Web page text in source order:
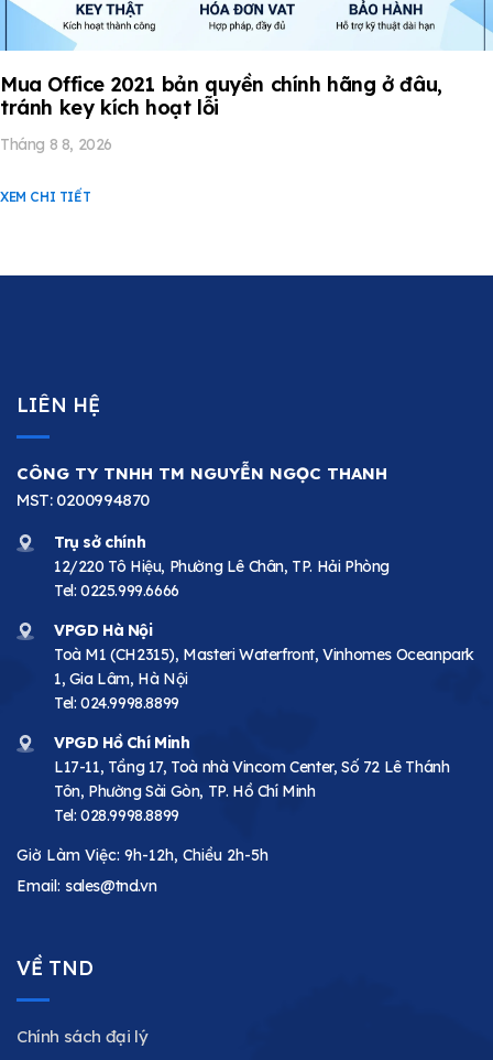
Mua Office 2021 bản quyền chính hãng ở đâu,
tránh key kích hoạt lỗi
Tháng 8 8, 2026
XEM CHI TIẾT
LIÊN HỆ
CÔNG TY TNHH TM NGUYỄN NGỌC THANH
MST: 0200994870
Trụ sở chính
12/220 Tô Hiệu, Phường Lê Chân, TP. Hải Phòng
Tel: 0225.999.6666
VPGD Hà Nội
Toà M1 (CH2315), Masteri Waterfront, Vinhomes Oceanpark
1, Gia Lâm, Hà Nội
Tel: 024.9998.8899
VPGD Hồ Chí Minh
L17-11, Tầng 17, Toà nhà Vincom Center, Số 72 Lê Thánh
Tôn, Phường Sài Gòn, TP. Hồ Chí Minh
Tel: 028.9998.8899
Giờ Làm Việc: 9h-12h, Chiều 2h-5h
Email: sales@tnd.vn
VỀ TND
Chính sách đại lý